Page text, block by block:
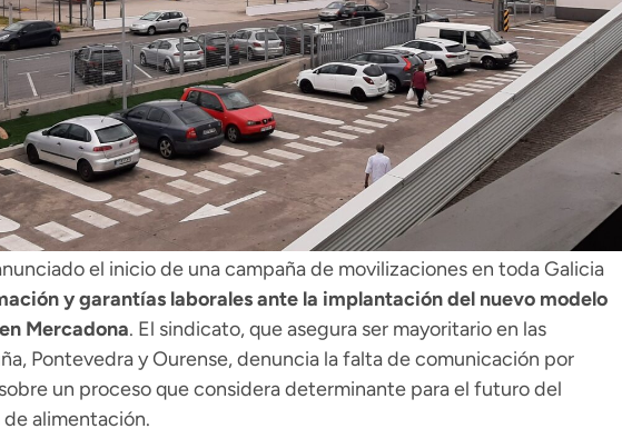
el inicio de una campaña de movilizaciones en toda Galicia
y garantías laborales ante la implantación del nuevo modelo
Mercadona. El sindicato, que asegura ser mayoritario en las
Pontevedra y Ourense, denuncia la falta de comunicación por
un proceso que considera determinante para el futuro del
alimentación.